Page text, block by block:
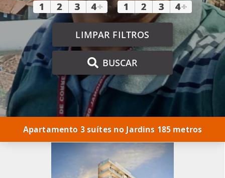
1 2 3 4+ 1 2 3 4+
LIMPAR FILTROS
BUSCAR
Apartamento 3 suítes no Jardins 185 metros